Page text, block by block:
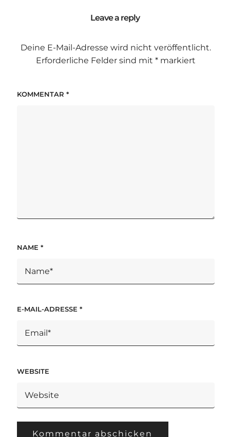
Leave a reply
Deine E-Mail-Adresse wird nicht veröffentlicht.
Erforderliche Felder sind mit *markiert
KOMMENTAR *
NAME *
E-MAIL-ADRESSE *
WEBSITE